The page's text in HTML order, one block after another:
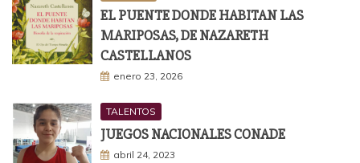
EL PUENTE DONDE HABITAN LAS
MARIPOSAS, DE NAZARETH
CASTELLANOS
enero 23, 2026
TALENTOS
JUEGOS NACIONALES CONADE
abril 24, 2023